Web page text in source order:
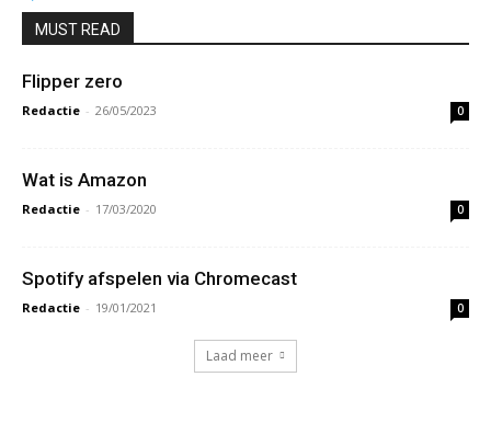
MUST READ
Flipper zero
Redactie - 26/05/2023 0
Wat is Amazon
Redactie - 17/03/2020 0
Spotify afspelen via Chromecast
Redactie - 19/01/2021 0
Laad meer